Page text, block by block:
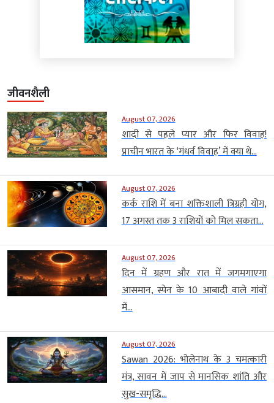
जीवनशैली
August 07, 2026
शादी से पहले प्यार और फिर विवाह!
प्राचीन भारत के ‘गंधर्व विवाह’ में क्या थे...
August 07, 2026
कर्क राशि में बना शक्तिशाली त्रिग्रही योग,
17 अगस्त तक 3 राशियों को मिल सकता...
August 07, 2026
दिन में ग्रहण और रात में जगमगाएगा
आसमान, स्पेन के 10 आबादी वाले गांवों
में...
August 07, 2026
Sawan 2026: भोलेनाथ के 3 चमत्कारी
मंत्र, सावन में जाप से मानसिक शांति और
सुख-समृद्धि...